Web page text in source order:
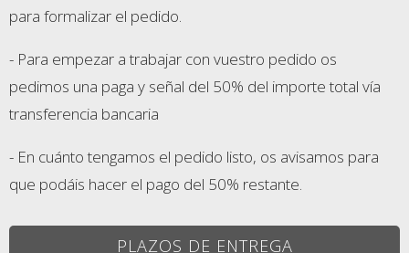
para formalizar el pedido.
- Para empezar a trabajar con vuestro pedido os
pedimos una paga y señal del 50% del importe total vía
transferencia bancaria
- En cuánto tengamos el pedido listo, os avisamos para
que podáis hacer el pago del 50% restante.
PLAZOS DE ENTREGA